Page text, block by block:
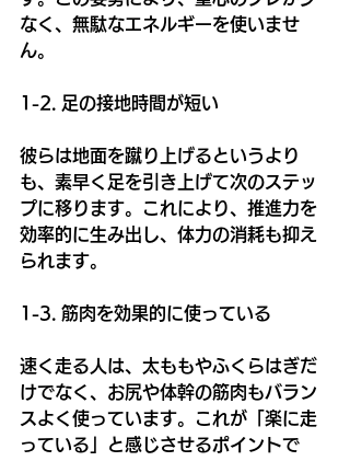
なく、無駄なエネルギーを使いませ
ん。
1-2. 足の接地時間が短い
彼らは地面を蹴り上げるというより
も、素早く足を引き上げて次のステッ
プに移ります。これにより、推進力を
効率的に生み出し、体力の消耗も抑え
られます。
1-3. 筋肉を効果的に使っている
速く走る人は、太ももやふくらはぎだ
けでなく、お尻や体幹の筋肉もバラン
スよく使っています。これが「楽に走
っている」と感じさせるポイントで